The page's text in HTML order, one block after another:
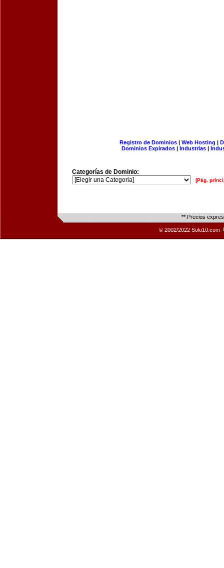
Registro de Dominios| Web Hosting |
Dominios Expirados | Industrias |
Categorías de Dominio:
[Pág.
** Precios
© 2002/2022 Solo10.com